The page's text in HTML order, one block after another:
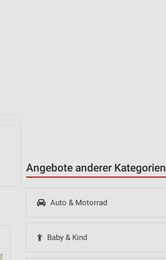
Angebote anderer Kategorien
Auto & Motorrad
Baby & Kind